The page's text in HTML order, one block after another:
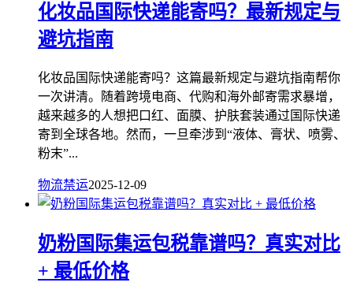
化妆品国际快递能寄吗？最新规定与
避坑指南
化妆品国际快递能寄吗？这篇最新规定与避坑指南帮你
一次讲清。随着跨境电商、代购和海外邮寄需求暴增，
越来越多的人想把口红、面膜、护肤套装通过国际快递
寄到全球各地。然而，一旦牵涉到“液体、膏状、喷雾、
粉末”...
物流禁运2025-12-09
奶粉国际集运包税靠谱吗？真实对比
+ 最低价格